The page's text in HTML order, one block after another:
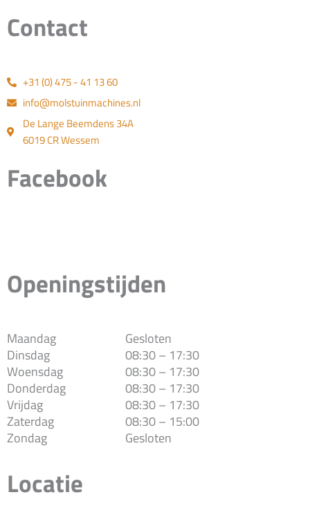
Contact
+31 (0) 475 - 41 13 60
info@molstuinmachines.nl
De Lange Beemdens 34A
6019 CR Wessem
Facebook
Openingstijden
Maandag
Dinsdag
Woensdag
Donderdag
Vrijdag
Zaterdag
Zondag
Gesloten
08:30 – 17:30
08:30 – 17:30
08:30 – 17:30
08:30 – 17:30
08:30 – 15:00
Gesloten
Locatie